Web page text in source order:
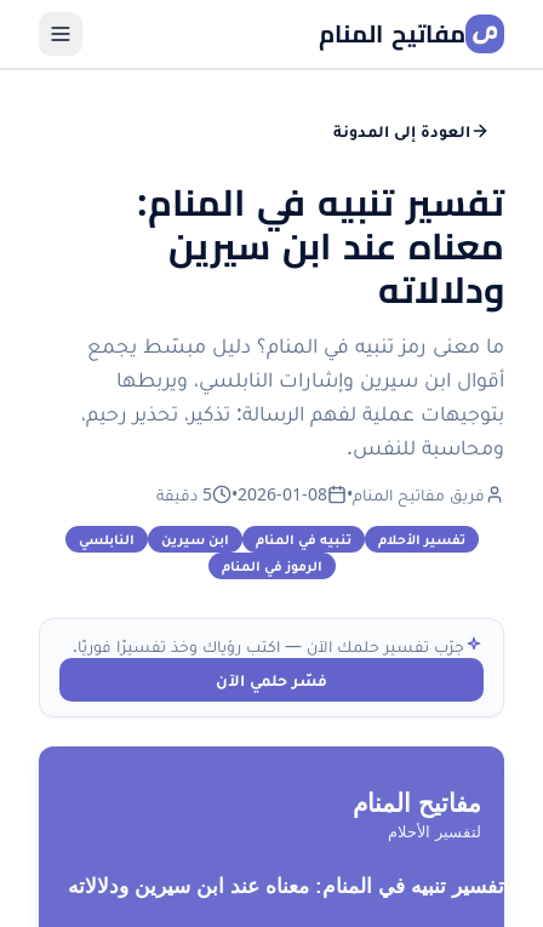
مفاتيح المنام
العودة إلى المدونة
تفسير تنبيه في المنام:
معناه عند ابن سيرين
ودلالاته
ما معنى رمز تنبيه في المنام؟ دليل مبسّط يجمع
أقوال ابن سيرين وإشارات النابلسي، ويربطها
بتوجيهات عملية لفهم الرسالة: تذكير، تحذير رحيم،
ومحاسبة للنفس.
فريق مفاتيح المنام•
2026-01-08
• 5 دقيقة
تفسير الأحلام تنبيه في المنام ابن سيرين
النابلسي
الرموز في المنام
جرّب تفسير حلمك الآن — اكتب رؤياك وخذ تفسيرًا فوريًا.
فسّر حلمي الآن